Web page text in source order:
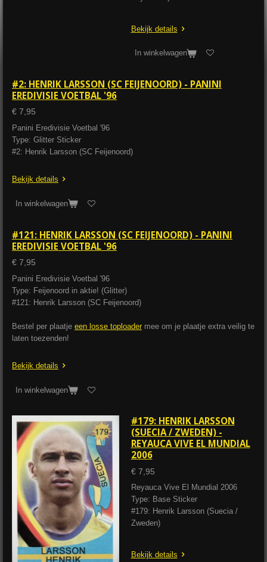
Bekijk details
In winkelwagen
#2: HENRIK LARSSON (SC FEIJENOORD) - PANINI
EREDIVISIE VOETBAL '96
€ 7,95
Panini Eredivisie Voetbal '96
Type: Glitter Sticker
#2: Henrik Larsson (SC Feijenoord)
Bekijk details
In winkelwagen
#121: HENRIK LARSSON (SC FEIJENOORD) - PANINI
EREDIVISIE VOETBAL '96
€ 7,95
Panini Eredivisie Voetbal '96
Type: Feijenoord in aktie! (Glitter)
#121: Henrik Larsson (SC Feijenoord)
Bestel per plaatje een losse toploader mee om je plaatje extra veilig te
laten toezenden!
Bekijk details
In winkelwagen
#179: HENRIK LARSSON
(SUECIA / ZWEDEN) -
REYAUCA VIVE EL MUNDIAL
2006
€ 7,95
Reyauca Vive El Mundial 2006
Type: Base Sticker
#179: Henrik Larsson (Suecia /
Zweden)
Bekijk details